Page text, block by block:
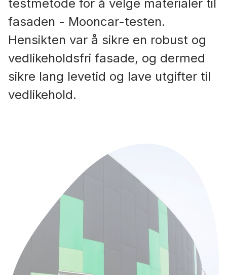
testmetode for å velge materialer til
fasaden - Mooncar-testen.
Hensikten var å sikre en robust og
vedlikeholdsfri fasade, og dermed
sikre lang levetid og lave utgifter til
vedlikehold.